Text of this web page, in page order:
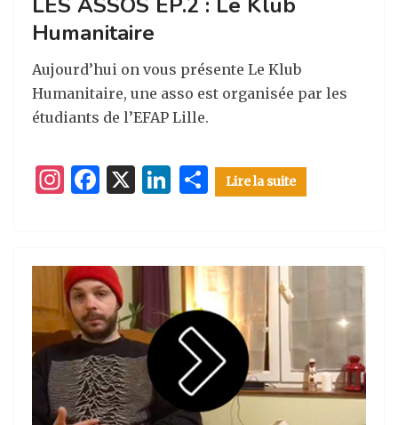
Humanitaire
Aujourd’hui on vous présente Le Klub
Humanitaire, une asso est organisée par les
étudiants de l’EFAP Lille.
I
a
g
ra
m
F
e
b
o
o
k
X
Li
e
dI
n
P
ar
g
er
Lire la suite